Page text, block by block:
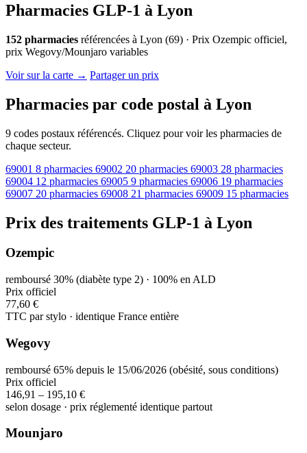
Pharmacies GLP-1 à Lyon
152 pharmacies référencées à Lyon (69) · Prix Ozempic officiel,
prix Wegovy/Mounjaro variables
Voir sur la carte → Partager un prix
Pharmacies par code postal à Lyon
9 codes postaux référencés. Cliquez pour voir les pharmacies de
chaque secteur.
69001 8 pharmacies 69002 20 pharmacies 69003 28 pharmacies
69004 12 pharmacies 69005 9 pharmacies 69006 19 pharmacies
69007 20 pharmacies 69008 21 pharmacies 69009 15 pharmacies
Prix des traitements GLP-1 à Lyon
Ozempic
remboursé 30% (diabète type 2) · 100% en ALD
Prix officiel
77,60 €
TTC par stylo · identique France entière
Wegovy
remboursé 65% depuis le 15/06/2026 (obésité, sous conditions)
Prix officiel
146,91 – 195,10 €
selon dosage · prix réglementé identique partout
Mounjaro